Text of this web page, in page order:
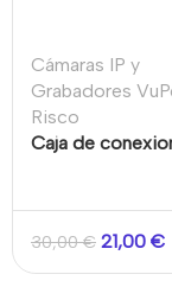
Cámaras IP y
Grabadores
Risco
Caja de
30,00€ 21,00 €